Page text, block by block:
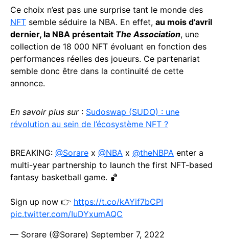
Ce choix n’est pas une surprise tant le monde des
NFT semble séduire la NBA. En effet, au mois d’avril
dernier, la NBA présentait The Association, une
collection de 18 000 NFT évoluant en fonction des
performances réelles des joueurs. Ce partenariat
semble donc être dans la continuité de cette
annonce.
En savoir plus sur : Sudoswap (SUDO) : une
révolution au sein de l’écosystème NFT ?
BREAKING: @Sorare x @NBA x @theNBPA enter a
multi-year partnership to launch the first NFT-based
fantasy basketball game. 🏀
Sign up now 👉 https://t.co/kAYif7bCPI
pic.twitter.com/IuDYxumAQC
— Sorare (@Sorare) September 7, 2022